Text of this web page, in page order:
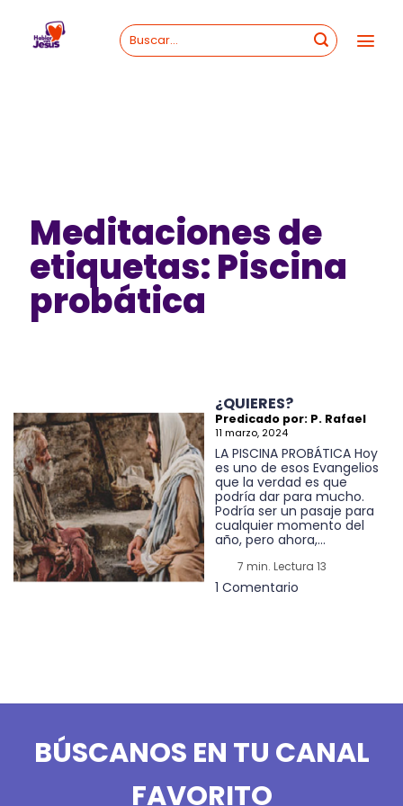
content
Meditaciones de
etiquetas: Piscina
probática
¿QUIERES?
Predicado por: P. Rafael
11 marzo, 2024
LA PISCINA PROBÁTICA Hoy
es uno de esos Evangelios
que la verdad es que
podría dar para mucho.
Podría ser un pasaje para
cualquier momento del
año, pero ahora,...
7 min. Lectura 13
1 Comentario
BÚSCANOS EN TU CANAL
FAVORITO